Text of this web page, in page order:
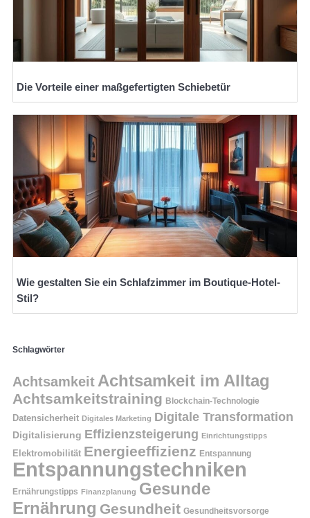
Die Vorteile einer maßgefertigten Schiebetür
Wie gestalten Sie ein Schlafzimmer im Boutique-Hotel-
Stil?
Schlagwörter
Achtsamkeit Achtsamkeit im Alltag
Achtsamkeitstraining Blockchain-Technologie
Datensicherheit Digitales Marketing Digitale Transformation
Digitalisierung Effizienzsteigerung Einrichtungstipps
Elektromobilität Energieeffizienz Entspannung
Entspannungstechniken
Ernährungstipps Finanzplanung Gesunde
Ernährung Gesundheit Gesundheitsvorsorge